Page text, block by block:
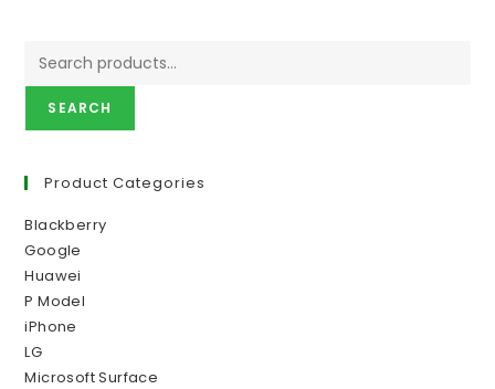
SEARCH
Product Categories
Blackberry
Google
Huawei
P Model
iPhone
LG
Microsoft Surface